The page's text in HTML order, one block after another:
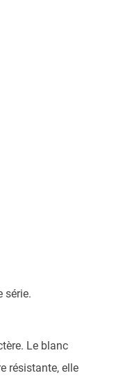
série.
Le blanc
résistante, elle